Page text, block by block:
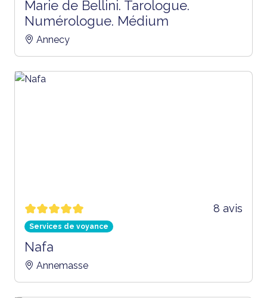
Marie de Bellini. Tarologue.
Numérologue. Médium
Annecy
8 avis
Services de voyance
Nafa
Annemasse